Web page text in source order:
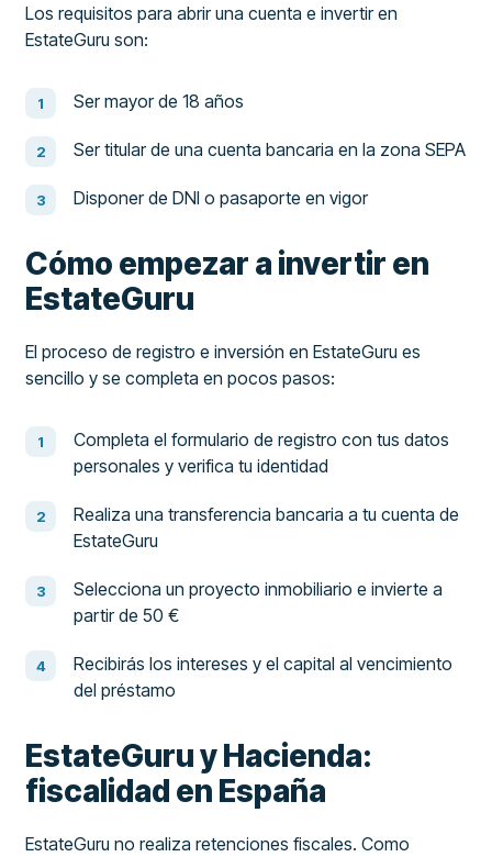
Los requisitos para abrir una cuenta e invertir en
EstateGuru son:
Ser mayor de 18 años
Ser titular de una cuenta bancaria en la zona SEPA
Disponer de DNI o pasaporte en vigor
Cómo empezar a invertir en
EstateGuru
El proceso de registro e inversión en EstateGuru es
sencillo y se completa en pocos pasos:
Completa el formulario de registro con tus datos
personales y verifica tu identidad
Realiza una transferencia bancaria a tu cuenta de
EstateGuru
Selecciona un proyecto inmobiliario e invierte a
partir de 50 €
Recibirás los intereses y el capital al vencimiento
del préstamo
EstateGuru y Hacienda:
fiscalidad en España
EstateGuru no realiza retenciones fiscales. Como